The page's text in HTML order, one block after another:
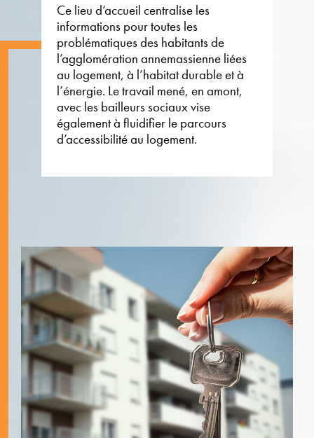
Ce lieu d’accueil centralise les
informations pour toutes les
problématiques des habitants de
l’agglomération annemassienne liées
au logement, à l’habitat durable et à
l’énergie. Le travail mené, en amont,
avec les bailleurs sociaux vise
également à fluidifier le parcours
d’accessibilité au logement.